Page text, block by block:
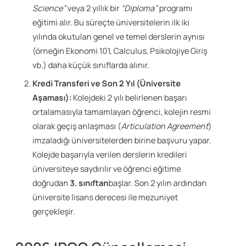
Science”veya 2 yıllık bir “Diploma”programı
eğitimi alır. Bu süreçte üniversitelerin ilk iki
yılında okutulan genel ve temel derslerin aynısı
(örneğin Ekonomi 101, Calculus, Psikolojiye Giriş
vb.) daha küçük sınıflarda alınır.
Kredi Transferi ve Son 2 Yıl (Üniversite
Aşaması): Kolejdeki 2 yılı belirlenen başarı
ortalamasıyla tamamlayan öğrenci, kolejin resmi
olarak geçiş anlaşması (Articulation Agreement)
imzaladığı üniversitelerden birine başvuru yapar.
Kolejde başarıyla verilen derslerin kredileri
üniversiteye saydırılır ve öğrenci eğitime
doğrudan3. sınıftanbaşlar. Son 2 yılın ardından
üniversite lisans derecesi ile mezuniyet
gerçekleşir.